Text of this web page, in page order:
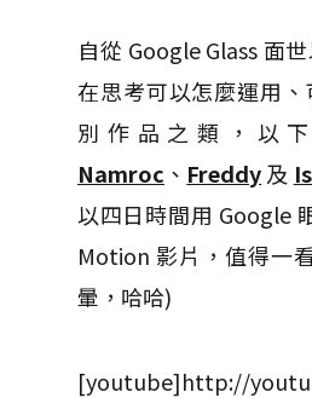
自從 Google Glass 面
在思考可以怎麼運用
別作品之類，以
Namroc 、 Freddy及
以四日時間用 Google
Motion 影片，值得一
暈，哈哈)
[youtube]http://